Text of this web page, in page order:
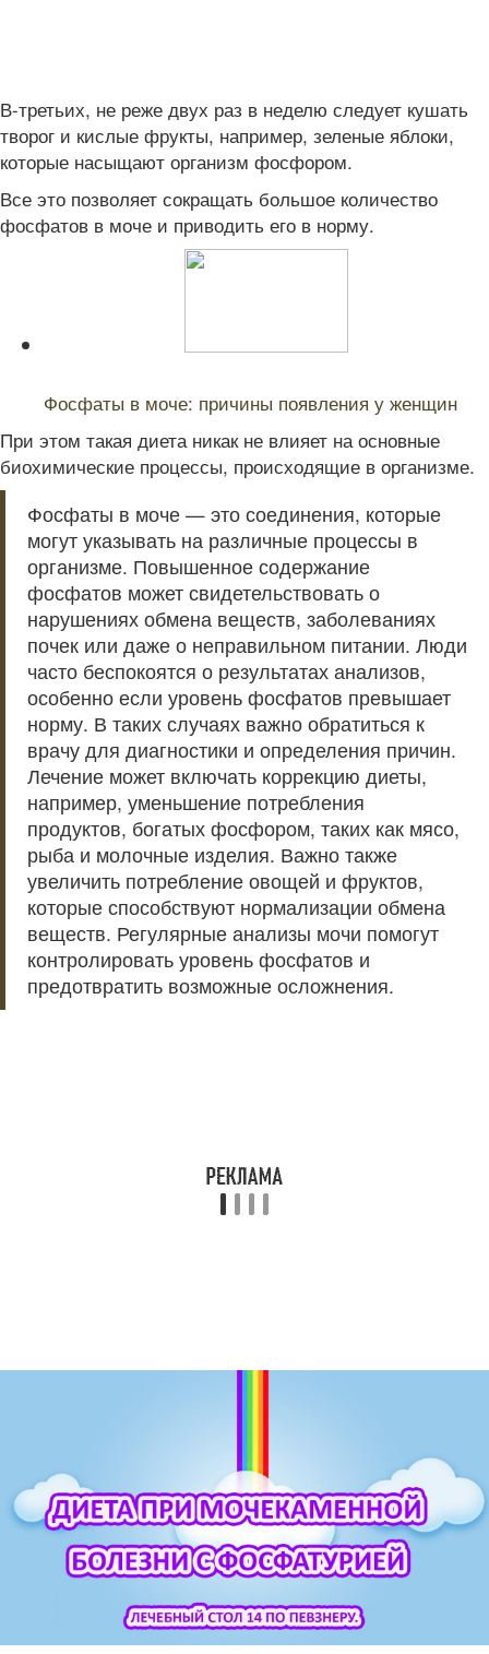
В-третьих, не реже двух раз в неделю следует кушать
творог и кислые фрукты, например, зеленые яблоки,
которые насыщают организм фосфором.
Все это позволяет сокращать большое количество
фосфатов в моче и приводить его в норму.
Фосфаты в моче: причины появления у женщин
При этом такая диета никак не влияет на основные
биохимические процессы, происходящие в организме.
Фосфаты в моче — это соединения, которые
могут указывать на различные процессы в
организме. Повышенное содержание
фосфатов может свидетельствовать о
нарушениях обмена веществ, заболеваниях
почек или даже о неправильном питании. Люди
часто беспокоятся о результатах анализов,
особенно если уровень фосфатов превышает
норму. В таких случаях важно обратиться к
врачу для диагностики и определения причин.
Лечение может включать коррекцию диеты,
например, уменьшение потребления
продуктов, богатых фосфором, таких как мясо,
рыба и молочные изделия. Важно также
увеличить потребление овощей и фруктов,
которые способствуют нормализации обмена
веществ. Регулярные анализы мочи помогут
контролировать уровень фосфатов и
предотвратить возможные осложнения.